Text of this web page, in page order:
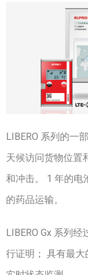
LIBERO 系列的一
天候访问货物位置
和冲击。 1 年的电
的药品运输。
LIBERO Gx 系列
行证明； 具有最大